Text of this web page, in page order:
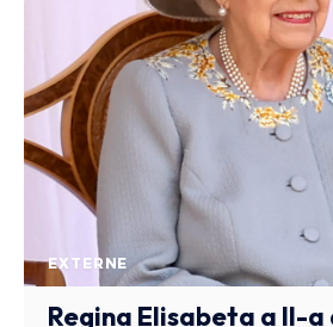
EXTERNE
Regina Elisabeta a II-a